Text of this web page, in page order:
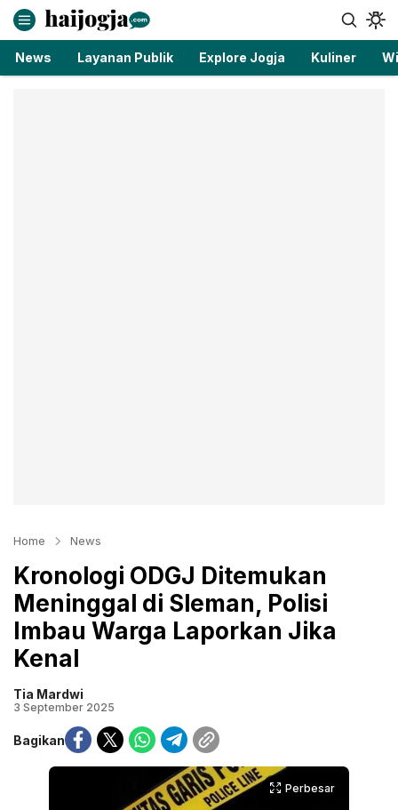
haijogja.com
Berita Jogja Terbaru dan Terkini
News Layanan Publik Explore Jogja Kuliner
Home News
Kronologi ODGJ Ditemukan
Meninggal di Sleman, Polisi
Imbau Warga Laporkan Jika
Kenal
Tia Mardwi
3 September 2025
Bagikan
Perbesar